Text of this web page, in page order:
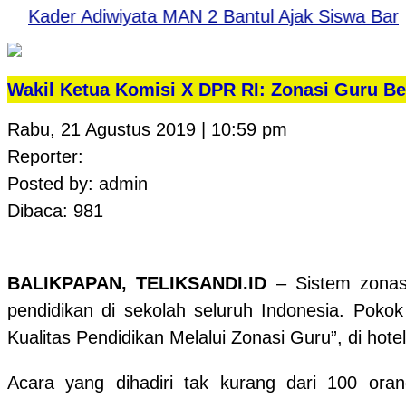
Adiwiyata MAN 2 Bantul Ajak Siswa Baru
Wakil Ketua Komisi X DPR RI: Zonasi Guru
Rabu, 21 Agustus 2019 | 10:59 pm
Reporter:
Posted by: admin
Dibaca: 981
BALIKPAPAN, TELIKSANDI.ID – Sistem
pendidikan di sekolah seluruh Indonesia.
Kualitas Pendidikan Melalui Zonasi Guru”, di
Acara yang dihadiri tak kurang dari 100